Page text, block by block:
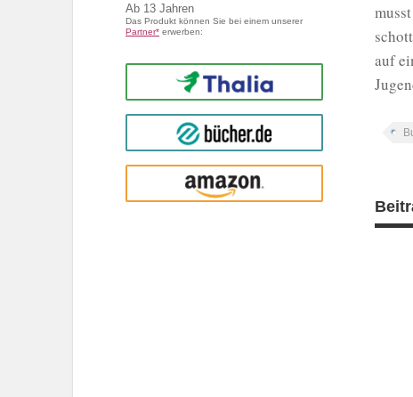
Ab 13
Das Produkt können Sie bei einem unserer
Partner* erwerben:
Thalia
buecher.de
Amazon
auf